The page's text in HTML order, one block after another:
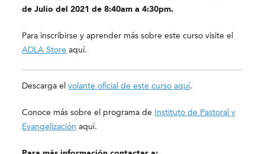
de Julio del 2021 de8:40am a 4:30pm.
Para inscribirse y aprender más sobre este curso visite el
ADLA Store aquí.
Descarga elvolante oficial de este curso aquí.
Conoce más sobre el programa de
Instituto de Pastoral y
Evangelización aquí.